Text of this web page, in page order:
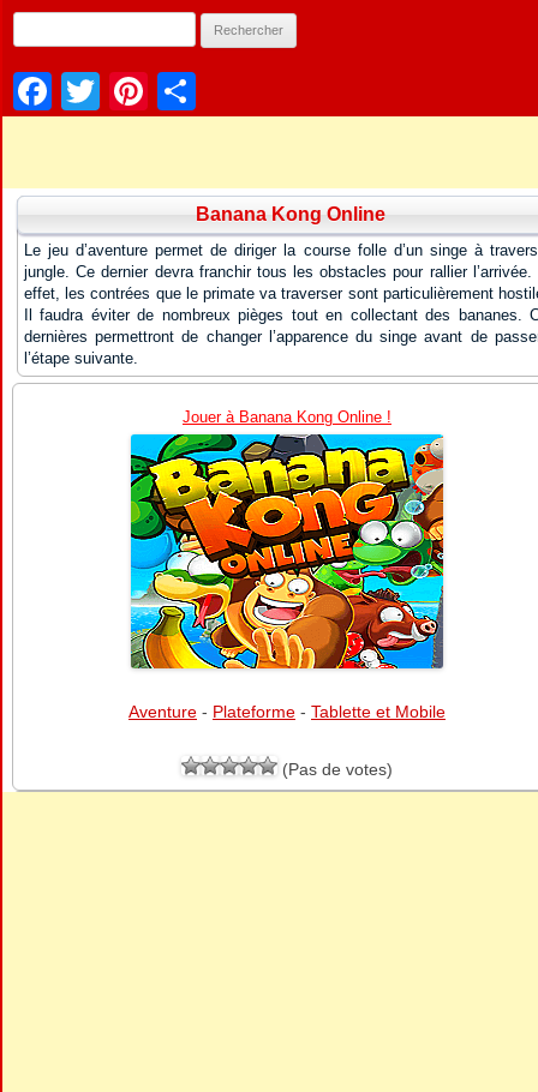
Facebook
TwitterPinterest
Banana Kong Online
Le jeu d’aventure permet de diriger la course folle d’un singe à
jungle. Ce dernier devra franchir tous les obstacles pour rallier l’arrivée.
effet, les contrées que le primate va traverser sont particulièrement
Il faudra éviter de nombreux pièges tout en collectant des bananes.
dernières permettront de changer l’apparence du singe avant de
l’étape suivante.
Jouer à Banana Kong Online !
Aventure - Plateforme - Tablette et Mobile
(Pas de votes)